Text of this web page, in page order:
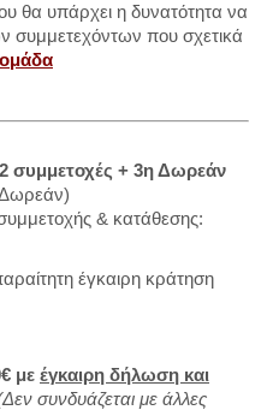
θα υπάρχει η δυνατότητα να
συμμετεχόντων που σχετικά
2 συμμετοχές + 3η Δωρεάν
& κατάθεσης:
έγκαιρη κράτηση
με έγκαιρη δήλωση και
συνδυάζεται με άλλες